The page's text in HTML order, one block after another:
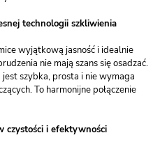
technologii szkliwienia
wyjątkową jasność i idealnie
nie mają szans się osadzać.
szybka, prosta i nie wymaga
To harmonijne połączenie
czystości i efektywności